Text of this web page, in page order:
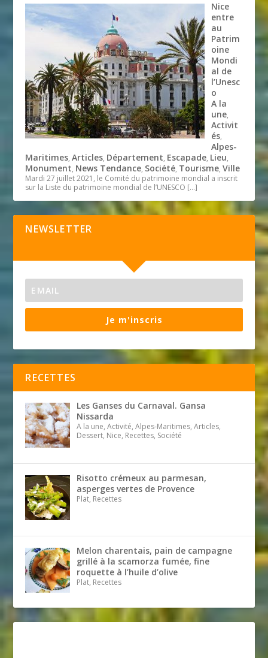
Nice
entre
au
Patrim
oine
Mondi
al de
l’Unesc
o
A la
une,
Activit
és,
Alpes-
Maritimes,Articles, Département, Escapade, Lieu,
Monument, News Tendance, Société, Tourisme,Ville
Mardi 27 juillet 2021, le Comité du patrimoine mondial a inscrit
sur la Liste du patrimoine mondial de l’UNESCO […]
NEWSLETTER
Je m'inscris
RECETTES
Les Ganses du Carnaval. Gansa
Nissarda
A la une, Activité, Alpes-Maritimes, Articles,
Dessert, Nice, Recettes, Société
Risotto crémeux au parmesan,
asperges vertes de Provence
Plat, Recettes
Melon charentais, pain de campagne
grillé à la scamorza fumée, fine
roquette à l’huile d’olive
Plat, Recettes